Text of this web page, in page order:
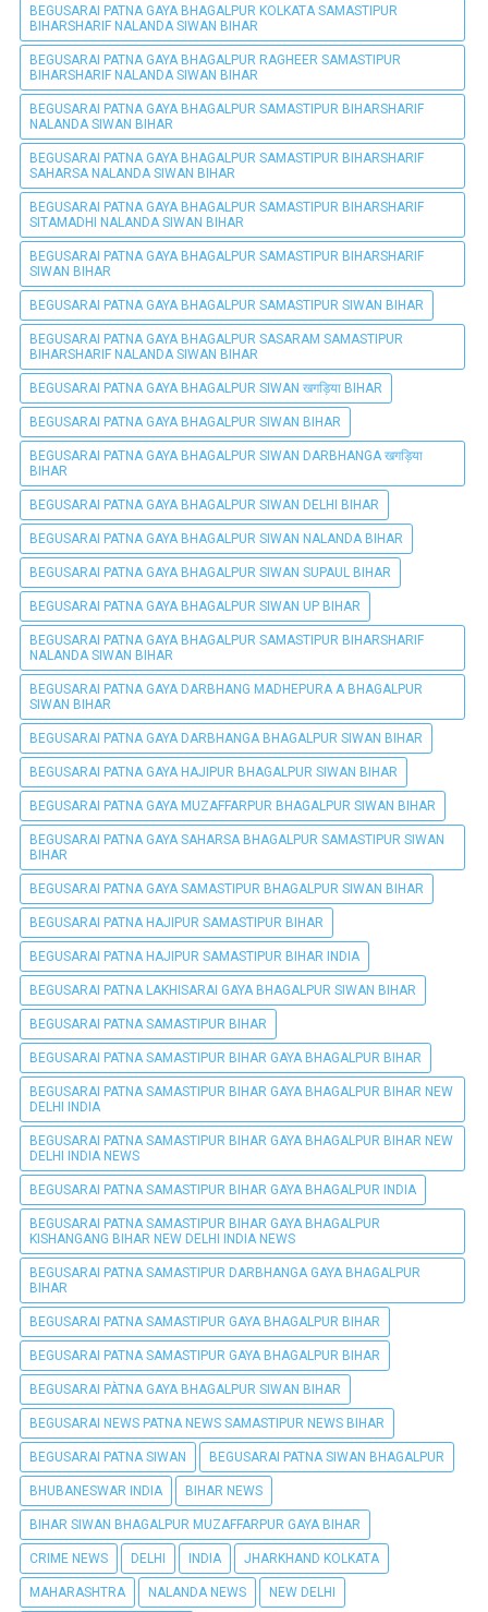
BEGUSARAI PATNA GAYA BHAGALPUR KOLKATA SAMASTIPUR
BIHARSHARIF NALANDA SIWAN BIHAR
BEGUSARAI PATNA GAYA BHAGALPUR RAGHEER SAMASTIPUR
BIHARSHARIF NALANDA SIWAN BIHAR
BEGUSARAI PATNA GAYA BHAGALPUR SAMASTIPUR BIHARSHARIF
NALANDA SIWAN BIHAR
BEGUSARAI PATNA GAYA BHAGALPUR SAMASTIPUR BIHARSHARIF
SAHARSA NALANDA SIWAN BIHAR
BEGUSARAI PATNA GAYA BHAGALPUR SAMASTIPUR BIHARSHARIF
SITAMADHI NALANDA SIWAN BIHAR
BEGUSARAI PATNA GAYA BHAGALPUR SAMASTIPUR BIHARSHARIF
SIWAN BIHAR
BEGUSARAI PATNA GAYA BHAGALPUR SAMASTIPUR SIWAN BIHAR
BEGUSARAI PATNA GAYA BHAGALPUR SASARAM SAMASTIPUR
BIHARSHARIF NALANDA SIWAN BIHAR
BEGUSARAI PATNA GAYA BHAGALPUR SIWAN खगड़िया BIHAR
BEGUSARAI PATNA GAYA BHAGALPUR SIWAN BIHAR
BEGUSARAI PATNA GAYA BHAGALPUR SIWAN DARBHANGA खगड़िया
BIHAR
BEGUSARAI PATNA GAYA BHAGALPUR SIWAN DELHI BIHAR
BEGUSARAI PATNA GAYA BHAGALPUR SIWAN NALANDA BIHAR
BEGUSARAI PATNA GAYA BHAGALPUR SIWAN SUPAUL BIHAR
BEGUSARAI PATNA GAYA BHAGALPUR SIWAN UP BIHAR
BEGUSARAI PATNA GAYA BHAGALPUR SAMASTIPUR BIHARSHARIF
NALANDA SIWAN BIHAR
BEGUSARAI PATNA GAYA DARBHANG MADHEPURA A BHAGALPUR
SIWAN BIHAR
BEGUSARAI PATNA GAYA DARBHANGA BHAGALPUR SIWAN BIHAR
BEGUSARAI PATNA GAYA HAJIPUR BHAGALPUR SIWAN BIHAR
BEGUSARAI PATNA GAYA MUZAFFARPUR BHAGALPUR SIWAN BIHAR
BEGUSARAI PATNA GAYA SAHARSA BHAGALPUR SAMASTIPUR SIWAN
BIHAR
BEGUSARAI PATNA GAYA SAMASTIPUR BHAGALPUR SIWAN BIHAR
BEGUSARAI PATNA HAJIPUR SAMASTIPUR BIHAR
BEGUSARAI PATNA HAJIPUR SAMASTIPUR BIHAR INDIA
BEGUSARAI PATNA LAKHISARAI GAYA BHAGALPUR SIWAN BIHAR
BEGUSARAI PATNA SAMASTIPUR BIHAR
BEGUSARAI PATNA SAMASTIPUR BIHAR GAYA BHAGALPUR BIHAR
BEGUSARAI PATNA SAMASTIPUR BIHAR GAYA BHAGALPUR BIHAR NEW
DELHI INDIA
BEGUSARAI PATNA SAMASTIPUR BIHAR GAYA BHAGALPUR BIHAR NEW
DELHI INDIA NEWS
BEGUSARAI PATNA SAMASTIPUR BIHAR GAYA BHAGALPUR INDIA
BEGUSARAI PATNA SAMASTIPUR BIHAR GAYA BHAGALPUR
KISHANGANG BIHAR NEW DELHI INDIA NEWS
BEGUSARAI PATNA SAMASTIPUR DARBHANGA GAYA BHAGALPUR
BIHAR
BEGUSARAI PATNA SAMASTIPUR GAYA BHAGALPUR BIHAR
BEGUSARAI PATNA SAMASTIPUR GAYA BHAGALPUR BIHAR
BEGUSARAI PÀTNA GAYA BHAGALPUR SIWAN BIHAR
BEGUSARAI NEWS PATNA NEWS SAMASTIPUR NEWS BIHAR
BEGUSARAI PATNA SIWAN BEGUSARAI PATNA SIWAN BHAGALPUR
BHUBANESWAR INDIA BIHAR NEWS
BIHAR SIWAN BHAGALPUR MUZAFFARPUR GAYA BIHAR
CRIME NEWS DELHI INDIA JHARKHAND KOLKATA
MAHARASHTRA NALANDA NEWS NEW DELHI